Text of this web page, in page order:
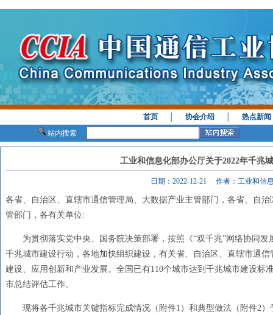
首页 │协会介绍 │热点新闻
站内搜索
工业和信息化部办公厅关于2022年千兆
日期：2022-12-21 作者：工业和信
各省、自治区、直辖市通信管理局、大数据产业主管部门，各省、自
管部门，各有关单位:
为贯彻落实党中央、国务院决策部署，按照《“双千兆”网络协同
千兆城市建设行动，各地加快组织建设，有关省、自治区、直辖市通
建设、应用创新和产业发展。全国已有110个城市达到千兆城市建设标
市总结评估工作。
现将各千兆城市关键指标完成情况（附件1）和典型做法（附件2